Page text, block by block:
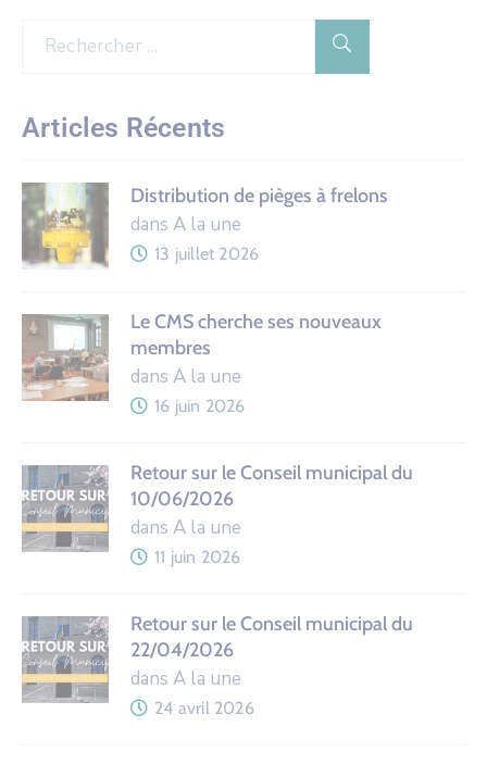
Articles Récents
Distribution de pièges à frelons
dans A la une
13 juillet 2026
Le CMS cherche ses nouveaux
membres
dans A la une
16 juin 2026
Retour sur le Conseil municipal du
10/06/2026
dans A la une
11 juin 2026
Retour sur le Conseil municipal du
22/04/2026
dans A la une
24 avril 2026